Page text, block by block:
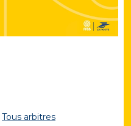
Tous arbitres